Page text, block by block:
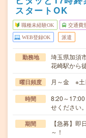
スタートOK
職種未経験OK 交通費
WEB登録OK 派遣
勤務地
埼玉県加須
花崎駅から
曜日頻度 月～金 ※土
時間
8:20～
せください。
期間
【急募】
～！